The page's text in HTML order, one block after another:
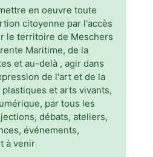
en oeuvre toute
citoyenne par l'accès
le territoire de Meschers
Maritime, de la
et au-delà , agir dans
de l'art et de la
et arts vivants,
par tous les
débats, ateliers,
événements,
à venir